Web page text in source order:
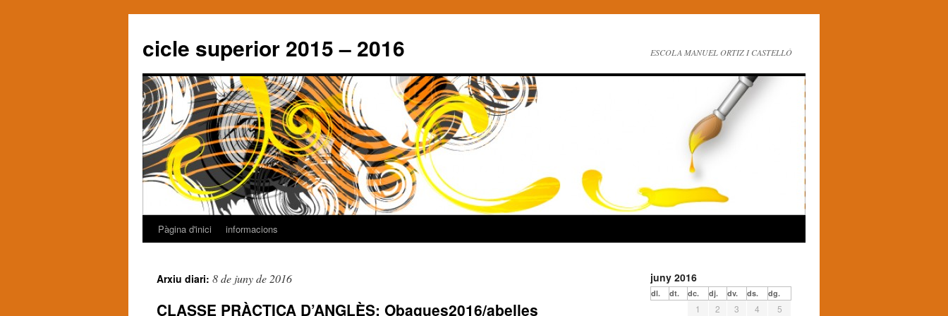
cicle superior 2015 – 2016 ESCOLA MANUEL ORTIZ I CASTELLÓ
Vés
contingut
Pàgina d'inici informacions
Arxiu diari: 8 de juny de 2016
CLASSE PRÀCTICA D’ANGLÈS: Obagues2016/abelles
juny 2016
dl. dt. dc. dj. dv. ds. dg.
1 2 3 4 5